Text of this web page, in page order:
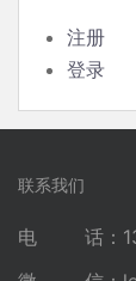
注册
登录
联系我们
电 话：